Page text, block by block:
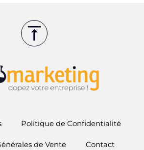
Politique de Confidentialité
de Vente Contact